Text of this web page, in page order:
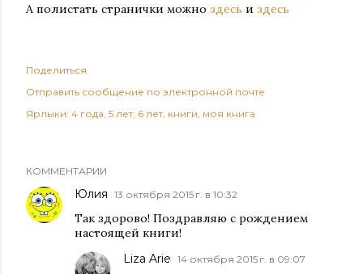
А полистать странички можно здесь и здесь
Поделиться
Отправить сообщение по электронной почте
Ярлыки: 4 года 5 лет 6 лет книги моя книга
КОММЕНТАРИИ
Юлия 13 октября 2015 г. в 10:32
Так здорово! Поздравляю с рождением
настоящей книги!
Liza Arie 14 октября 2015 г. в 09:07